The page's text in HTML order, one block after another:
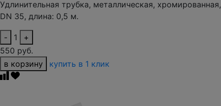
Удлинительная трубка, металлическая, хромированная,
DN 35, длина: 0,5 м.
- 1
+
550 руб.
в корзину
купить в 1 клик